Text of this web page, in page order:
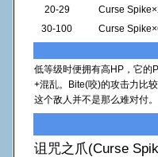
20-29
Curse
30-100
Curse
低等级时便拥有高HP，它的
+混乱。Bite(咬)的攻击力比
这个敌人并不是那么难对付
诅咒之爪(Curse